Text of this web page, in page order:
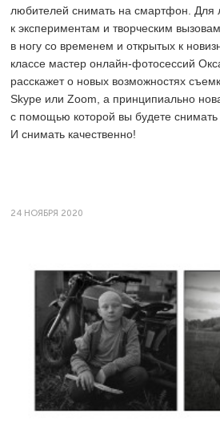
любителей снимать на смартфон. Для
к экспериментам и творческим
в ногу со временем и открытых к
классе мастер онлайн-фотосессий
расскажет о новых возможностях
Skype или Zoom, а принципиально
с помощью которой вы будете снимать
И снимать качественно!
24 НОЯБРЯ 2020